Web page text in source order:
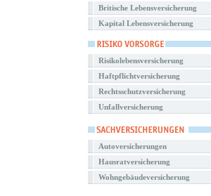
Britische Lebensversicherung
Kapital Lebensversicherung
Risikolebensversicherung
Haftpflichtversicherung
Rechtsschutzversicherung
Unfallversicherung
Autoversicherungen
Hausratversicherung
Wohngebäudeversicherung